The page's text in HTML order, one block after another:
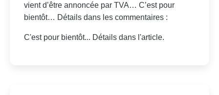
vient d’être annoncée par TVA… C’est pour
bientôt… Détails dans les commentaires :
C'est pour bientôt... Détails dans l'article.